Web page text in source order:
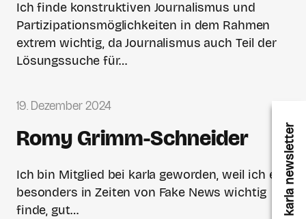
karla newsletter
Ich finde konstruktiven Journalismus und
Partizipationsmöglichkeiten in dem Rahmen
extrem wichtig, da Journalismus auch Teil der
Lösungssuche für…
19. Dezember 2024
Romy Grimm-Schneider
Ich bin Mitglied bei karla geworden, weil ich es
besonders in Zeiten von Fake News wichtig
finde, gut…